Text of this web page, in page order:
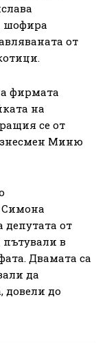
шофира
от
фирмата
на
се от
Миню
Симона
депутата от
в
Двамата са
да
довели до